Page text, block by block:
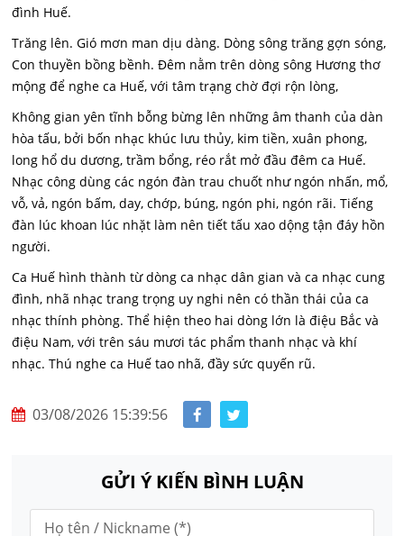
đình Huế.
Trăng lên. Gió mơn man dịu dàng. Dòng sông trăng gợn sóng,
Con thuyền bồng bềnh. Đêm nằm trên dòng sông Hương thơ
mộng để nghe ca Huế, với tâm trạng chờ đợi rộn lòng,
Không gian yên tĩnh bỗng bừng lên những âm thanh của dàn
hòa tấu, bởi bốn nhạc khúc lưu thủy, kim tiền, xuân phong,
long hổ du dương, trầm bổng, réo rắt mở đầu đêm ca Huế.
Nhạc công dùng các ngón đàn trau chuốt như ngón nhấn, mổ,
vỗ, vả, ngón bấm, day, chớp, búng, ngón phi, ngón rãi. Tiếng
đàn lúc khoan lúc nhặt làm nên tiết tấu xao dộng tận đáy hồn
người.
Ca Huế hình thành từ dòng ca nhạc dân gian và ca nhạc cung
đình, nhã nhạc trang trọng uy nghi nên có thần thái của ca
nhạc thính phòng. Thể hiện theo hai dòng lớn là điệu Bắc và
điệu Nam, với trên sáu mươi tác phẩm thanh nhạc và khí
nhạc. Thú nghe ca Huế tao nhã, đầy sức quyến rũ.
03/08/2026 15:39:56
GỬI Ý KIẾN BÌNH LUẬN